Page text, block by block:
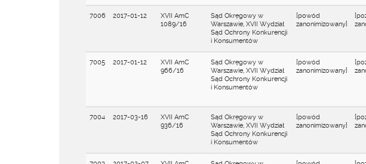
7006 2017-01-12
XVII AmC
1089/16
Sąd Okręgowy w
Warszawie, XVII Wydział
Sąd Ochrony Konkurencji
i Konsumentów
[powód
zanonimizowany]
7005 2017-01-12
XVII AmC
966/16
Sąd Okręgowy w
Warszawie, XVII Wydział
Sąd Ochrony Konkurencji
i Konsumentów
[powód
zanonimizowany]
7004 2017-03-16
XVII AmC
936/16
Sąd Okręgowy w
Warszawie, XVII Wydział
Sąd Ochrony Konkurencji
i Konsumentów
[powód
zanonimizowany]